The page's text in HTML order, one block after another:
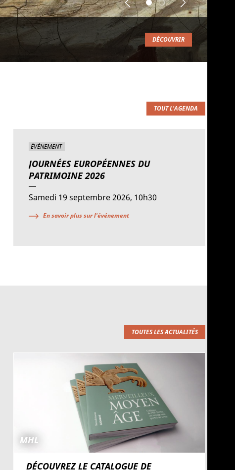
DÉCOUVRIR
Previous Suivant
TOUT L'AGENDA
ÉVÉNEMENT
JOURNÉES EUROPÉENNES DU
PATRIMOINE 2026
Samedi 19 septembre 2026, 10h30
En savoir plus sur l'événement
TOUTES LES ACTUALITÉS
MHL
DÉCOUVREZ LE CATALOGUE DE